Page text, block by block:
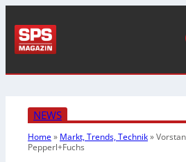
NEWS
Home» Markt, Trends, Technik»
Pepperl+Fuchs